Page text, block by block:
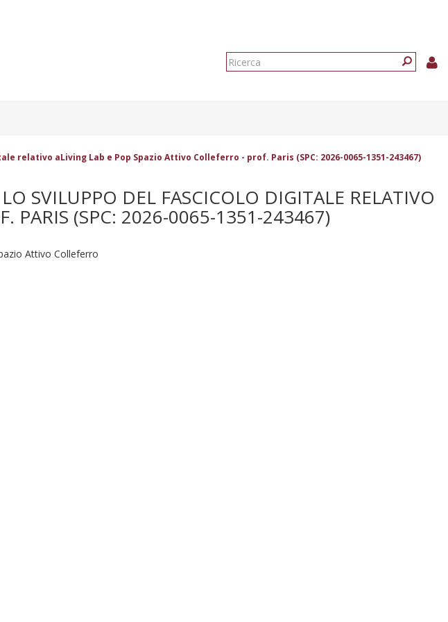
Form
aLiving Lab e Pop Spazio Attivo Colleferro - prof. Paris (SPC: 2026-0065-1351-243467)
SVILUPPO DEL FASCICOLO DIGITALE RELATIVO
PARIS (SPC: 2026-0065-1351-243467)
Attivo Colleferro